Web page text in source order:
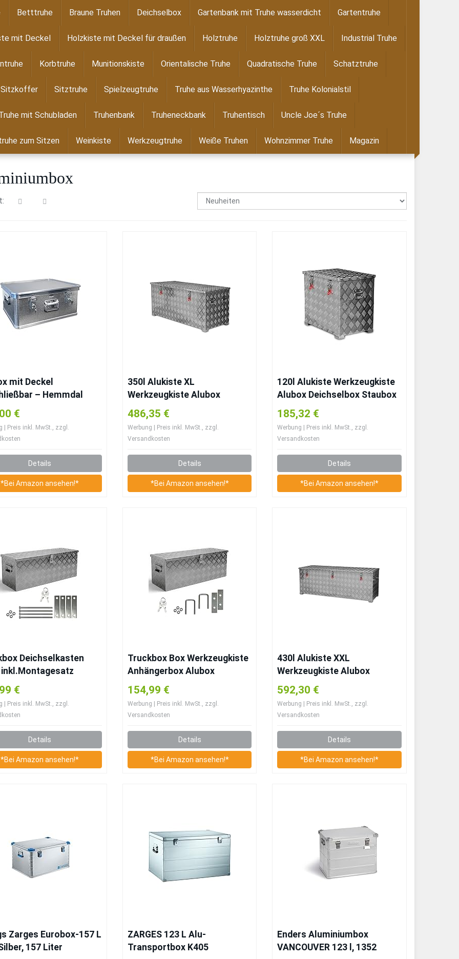
Betttruhe Braune Truhen Deichselbox Gartenbank mit Truhe wasserdicht Gartentruhe
mit Deckel Holzkiste mit Deckel für draußen Holztruhe Holztruhe groß XXL Industrial Truhe
Korbtruhe Munitionskiste Orientalische Truhe Quadratische Truhe Schatztruhe
Sitzkoffer Sitztruhe Spielzeugtruhe Truhe aus Wasserhyazinthe Truhe Kolonialstil
mit Schubladen Truhenbank Truheneckbank Truhentisch Uncle Joe´s Truhe
zum Sitzen Weinkiste Werkzeugtruhe Weiße Truhen Wohnzimmer Truhe Magazin
mit Deckel
– Hemmdal
Profi Transportkiste
€
| Preis inkl. MwSt., zzgl.
Details
*Bei Amazon ansehen!*
350l Alukiste XL
Werkzeugkiste Alubox
Deichselbox Staubox
Gurtkiste Box Alu Kiste TB4
486,35 €
Werbung | Preis inkl. MwSt., zzgl.
Versandkosten
Details
*Bei Amazon ansehen!*
120l Alukiste Werkzeugkiste
Alubox Deichselbox Staubox
Gurtkiste Box Alu Kiste
185,32 €
Werbung | Preis inkl. MwSt., zzgl.
Versandkosten
Details
*Bei Amazon ansehen!*
Deichselkasten
inkl.Montagesatz
Deichselbox
€
| Preis inkl. MwSt., zzgl.
Details
*Bei Amazon ansehen!*
Truckbox Box Werkzeugkiste
Anhängerbox Alubox
Deichselbox Aluminium inkl.
Montagesatz D100 Trucky
154,99 €
Werbung | Preis inkl. MwSt., zzgl.
Versandkosten
Details
*Bei Amazon ansehen!*
430l Alukiste XXL
Werkzeugkiste Alubox
Deichselbox Staubox
Gurtkiste Box Alu Kiste TB5
592,30 €
Werbung | Preis inkl. MwSt., zzgl.
Versandkosten
Details
*Bei Amazon ansehen!*
Zarges Eurobox-157 L
157 Liter
ZARGES 123 L Alu-
Transportbox K405
Enders Aluminiumbox
VANCOUVER 123 l, 1352